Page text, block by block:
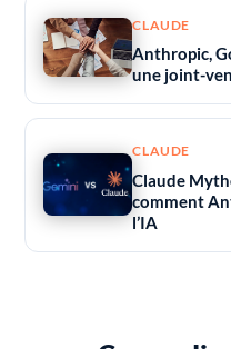
CLAUDE
Anthropic,
une joint-
CLAUDE
Claude
comment
l’IA